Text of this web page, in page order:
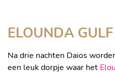
ELOUNDA
Na drie nachten Daios
een leuk dorpje waar het